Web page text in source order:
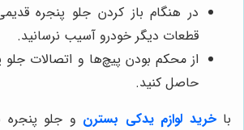
در هنگام باز کردن جلو پنجره
قطعات دیگر خودرو آسیب نرسانید.
از محکم بودن پیچ‌ها و اتصالات جلو
حاصل کنید.
باخرید لوازم یدکی بسترن